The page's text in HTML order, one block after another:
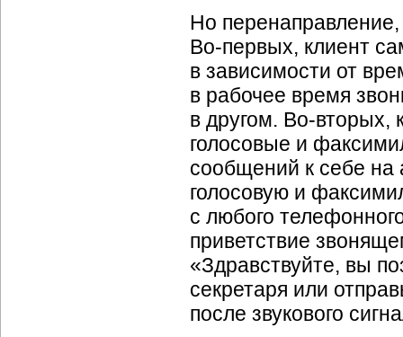
Но
Во-первых, клиент
в зависимости от
в рабочее время
в другом. Во-вторых,
голосовые и
сообщений к себе
голосовую и
с любого
приветствие
«Здравствуйте, вы
секретаря или
после звукового